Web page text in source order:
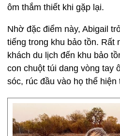
ôm thắm thiết khi gặp lại.
Nhờ đặc điểm này, Abigail
tiếng trong khu bảo tồn. Rất
khách du lịch đến khu bảo
con chuột túi dang vòng tay
sóc, rúc đầu vào họ thể hiện